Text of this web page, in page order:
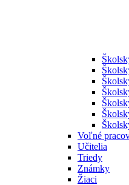
Voľné
Učitelia
Triedy
Známky
Žiaci